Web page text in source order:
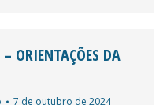
– ORIENTAÇÕES DA
7 de outubro de 2024